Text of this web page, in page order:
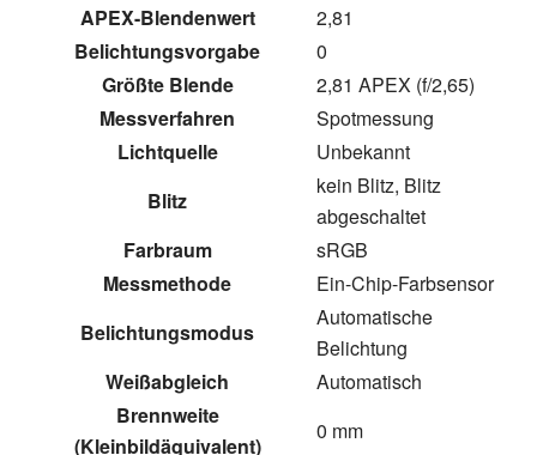
APEX-Blendenwert
2,81
Belichtungsvorgabe
0
Größte Blende
2,81 APEX (f/2,65)
Messverfahren
Spotmessung
Lichtquelle
Unbekannt
Blitz
kein Blitz, Blitz
abgeschaltet
Farbraum
sRGB
Messmethode
Ein-Chip-Farbsensor
Belichtungsmodus
Automatische
Belichtung
Weißabgleich
Automatisch
Brennweite
(Kleinbildäquivalent)
0 mm